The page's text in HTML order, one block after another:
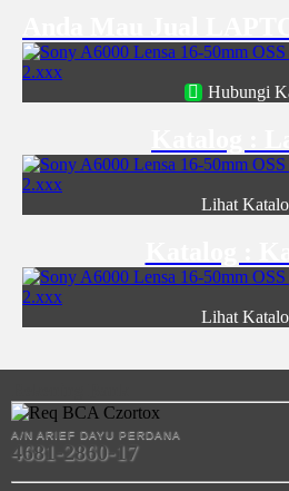
Hubungi
Lihat
Lihat
A/N ARIEF DAYU PERDANA
4681-2860-17